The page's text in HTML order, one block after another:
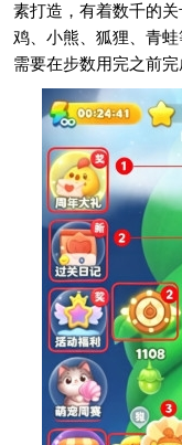
素打造，有着数千的
鸡、小熊、狐狸、青
需要在步数用完之前完